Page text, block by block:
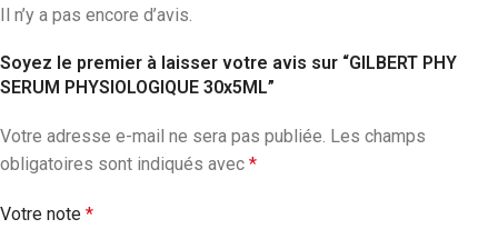
Il n’y a pas encore d’avis.
Soyez le premier à laisser votre avis sur “GILBERT PHY
SERUM PHYSIOLOGIQUE 30x5ML”
Votre adresse e-mail ne sera pas publiée. Les champs
obligatoires sont indiqués avec *
Votre note *